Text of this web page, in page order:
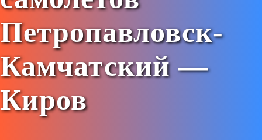
Петропавловск-
Камчатский —
Киров